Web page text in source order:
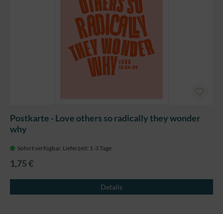
Postkarte - Love others so radically they wonder
why
Sofort verfügbar, Lieferzeit: 1-3 Tage
1,75 €
Details